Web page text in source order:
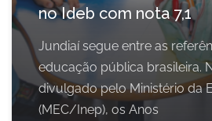
no Ideb com nota 7,1
Jundiaí segue entre as
educação pública brasileira.
divulgado pelo Ministério da
(MEC/Inep), os Anos